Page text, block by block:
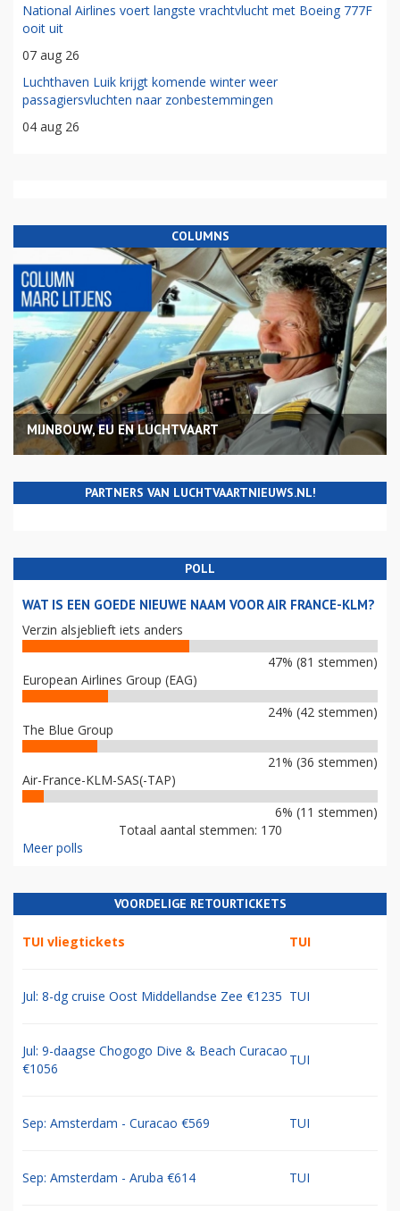
National Airlines voert langste vrachtvlucht met Boeing 777F
ooit uit
07 aug 26
Luchthaven Luik krijgt komende winter weer
passagiersvluchten naar zonbestemmingen
04 aug 26
COLUMNS
MIJNBOUW, EU EN LUCHTVAART
PARTNERS VAN LUCHTVAARTNIEUWS.NL!
POLL
WAT IS EEN GOEDE NIEUWE NAAM VOOR AIR FRANCE-KLM?
Verzin alsjeblieft iets anders
47% (81 stemmen)
European Airlines Group (EAG)
24% (42 stemmen)
The Blue Group
21% (36 stemmen)
Air-France-KLM-SAS(-TAP)
6% (11 stemmen)
Totaal aantal stemmen: 170
Meer polls
VOORDELIGE RETOURTICKETS
TUI vliegtickets TUI
Jul: 8-dg cruise Oost Middellandse Zee €1235 TUI
Jul: 9-daagse Chogogo Dive & Beach Curacao
€1056
TUI
Sep: Amsterdam - Curacao €569 TUI
Sep: Amsterdam - Aruba €614 TUI